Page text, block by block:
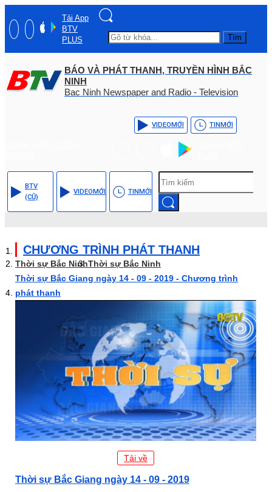
Tải App
BTV
PLUS
Tìm
BÁO VÀ PHÁT THANH, TRUYỀN HÌNH BẮC
NINH
Bac Ninh Newspaper and Radio - Television
VIDEOMỚI TINMỚI
BTV
(CŨ)
VIDEOMỚI TINMỚI
CHƯƠNG TRÌNH PHÁT THANH
Thời sự Bắc NinhThời sự Bắc Ninh
Thời sự Bắc Giang ngày 14 - 09 - 2019 - Chương trình
phát thanh
Tải về
Thời sự Bắc Giang ngày 14 - 09 - 2019